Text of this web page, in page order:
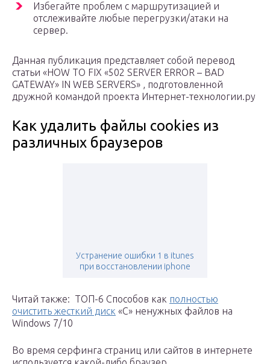
Избегайте проблем с маршрутизацией и
отслеживайте любые перегрузки/атаки на
сервер.
Данная публикация представляет собой перевод
статьи «HOW TO FIX «502 SERVER ERROR – BAD
GATEWAY» IN WEB SERVERS» , подготовленной
дружной командой проекта Интернет-технологии.ру
Как удалить файлы cookies из
различных браузеров
Устранение ошибки 1 в itunes
при восстановлении iphone
Читай также: ТОП-6 Способов как полностью
очистить жесткий диск «С» ненужных файлов на
Windows 7/10
Во время серфинга страниц или сайтов в интернете